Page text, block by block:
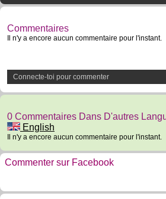
Commentaires
Il n'y a encore aucun commentaire pour l'instant.
Connecte-toi pour commenter
0 Commentaires Dans D'autres
English
Il n'y a encore aucun commentaire pour l'instant.
Commenter sur Facebook